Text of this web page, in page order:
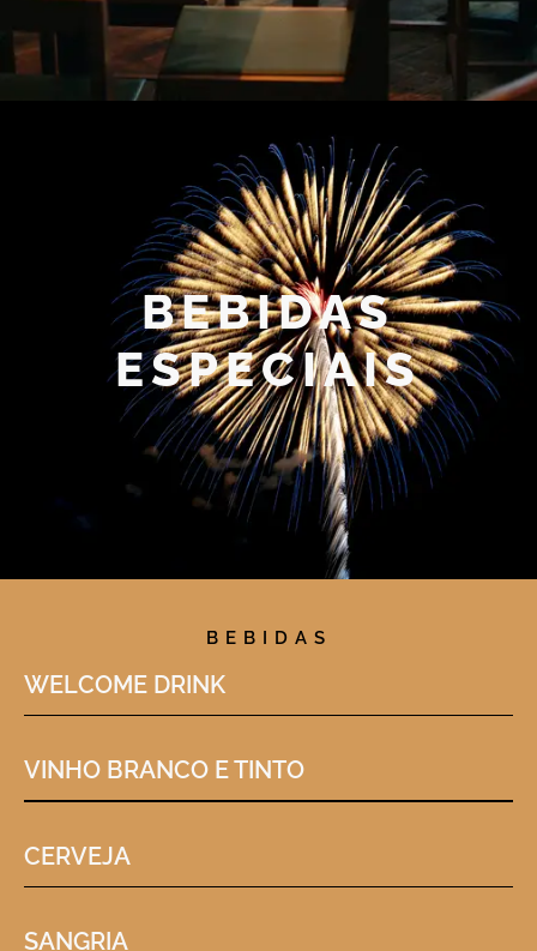
BEBIDAS
ESPECIAIS
BEBIDAS
WELCOME DRINK
VINHO BRANCO E TINTO
CERVEJA
SANGRIA